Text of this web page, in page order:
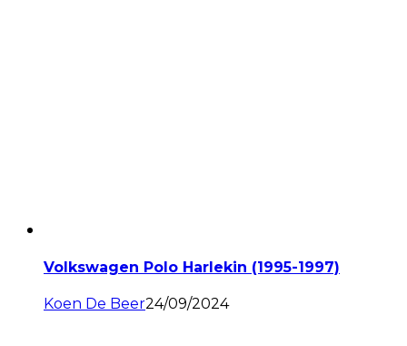
Volkswagen Polo Harlekin (1995-1997)
Koen De Beer24/09/2024